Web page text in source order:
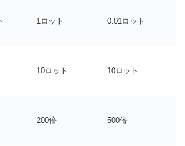
1ロット 0.01ロット
10ロット 10ロット
200倍 500倍